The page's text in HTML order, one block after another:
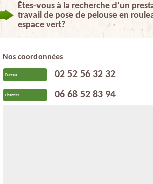
Êtes-vous à la recherche d’un
travail de pose de pelouse en
espace vert?
Nos coordonnées
Bureau 02 52 56 32 32
Chantier 06 68 52 83 94